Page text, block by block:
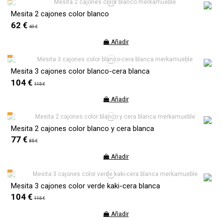
Mesita 2 cajones color blanco
62 € 69 €
Añadir
Mesita 3 cajones color blanco-cera blanca
104 € 115 €
Añadir
Mesita 2 cajones color blanco y cera blanca
77 € 85 €
Añadir
Mesita 3 cajones color verde kaki-cera blanca
104 € 115 €
Añadir